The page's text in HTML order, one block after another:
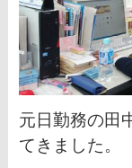
元日勤務の田
てきました。